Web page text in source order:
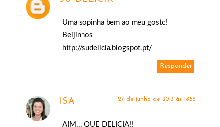
Uma sopinha bem ao meu gosto!
Beijinhos
http://sudelicia.blogspot.pt/
Responder
ISA 27 de junho de 2013 às 18:56
AIM... QUE DELICIA!!